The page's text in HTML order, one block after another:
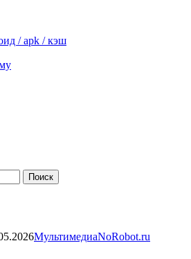
/ apk / кэш
МультимедиаNoRobot.ru